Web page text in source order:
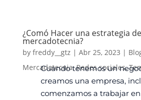
¿Comó Hacer una estrategia de
mercadotecnia?
by freddy__gtz | Abr 25, 2023 |
Mercadotecnia,Redes sociales,
Cuando tenemos un
creamos una empresa,
comenzamos a trabajar en